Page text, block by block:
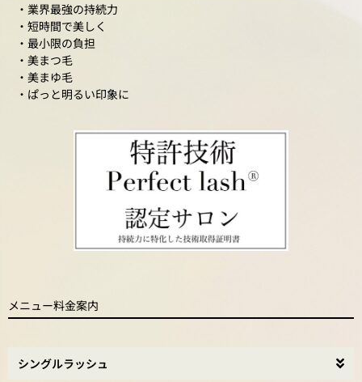
・業界最強の持続力
・短時間で美しく
・最小限の負担
・美まつ毛
・美まゆ毛
・ぱっと明るい印象に
メニュー料金案内
シングルラッシュ